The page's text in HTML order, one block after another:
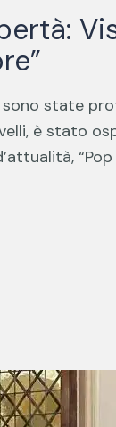
sono state
è stato